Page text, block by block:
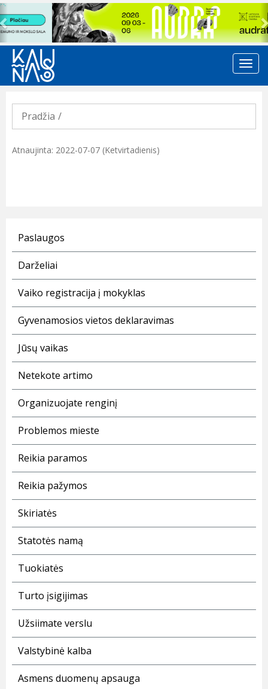
Previous
Pradžia
Atnaujinta: 2022-07-07 (Ketvirtadienis)
Paslaugos
Darželiai
Vaiko registracija į mokyklas
Gyvenamosios vietos deklaravimas
Jūsų vaikas
Netekote artimo
Organizuojate renginį
Problemos mieste
Reikia paramos
Reikia pažymos
Skiriatės
Statotės namą
Tuokiatės
Turto įsigijimas
Užsiimate verslu
Valstybinė kalba
Asmens duomenų apsauga